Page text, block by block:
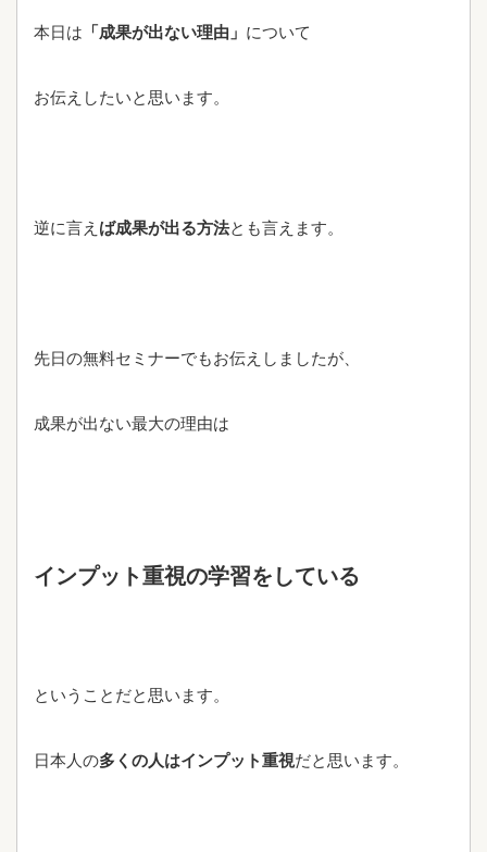
本日は 「成果が出ない理由」 について
お伝えしたいと思います。
逆に言え ば成果が出る方法とも言えます。
先日の無料セミナーでもお伝えしましたが、
成果が出ない最大の理由は
インプット重視の学習をしている
ということだと思います。
日本人の多くの人はインプット重視だと思います。